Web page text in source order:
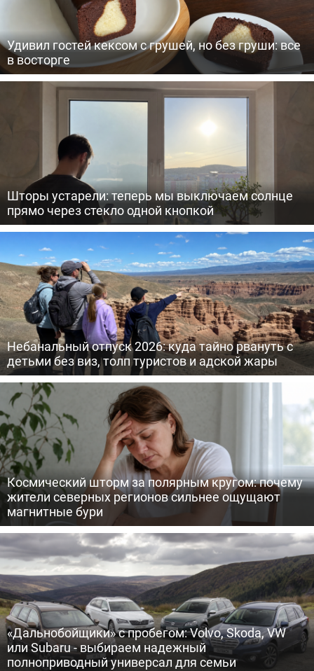
Удивил гостей кексом с грушей, но без груши: все
в восторге
Шторы устарели: теперь мы выключаем солнце
прямо через стекло одной кнопкой
Небанальный отпуск 2026: куда тайно рвануть с
детьми без виз, толп туристов и адской жары
Космический шторм за полярным кругом: почему
жители северных регионов сильнее ощущают
магнитные бури
«Дальнобойщики» с пробегом: Volvo, Skoda, VW
или Subaru - выбираем надежный
полноприводный универсал для семьи